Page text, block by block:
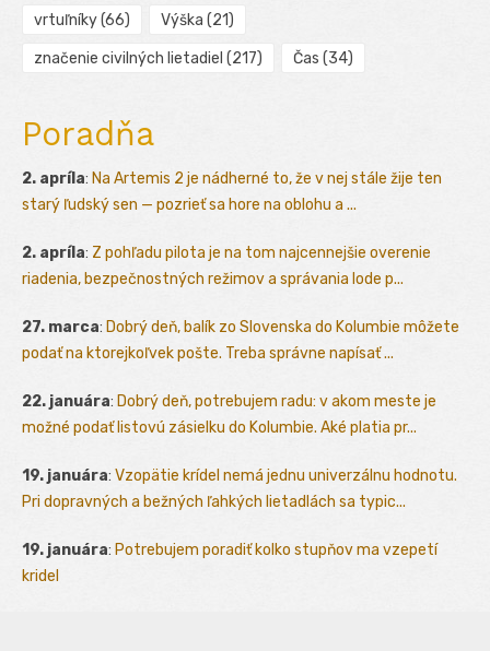
vrtuľníky(66) Výška (21)
značenie civilných lietadiel (217) Čas (34)
Poradňa
2. apríla: Na Artemis 2 je nádherné to, že v nej stále žije ten
starý ľudský sen — pozrieť sa hore na oblohu a ...
2. apríla: Z pohľadu pilota je na tom najcennejšie overenie
riadenia, bezpečnostných režimov a správania lode p...
27. marca: Dobrý deň, balík zo Slovenska do Kolumbie môžete
podať na ktorejkoľvek pošte. Treba správne napísať ...
22. januára: Dobrý deň, potrebujem radu: v akom meste je
možné podať listovú zásielku do Kolumbie. Aké platia pr...
19. januára: Vzopätie krídel nemá jednu univerzálnu hodnotu.
Pri dopravných a bežných ľahkých lietadlách sa typic...
19. januára: Potrebujem poradiť kolko stupňov ma vzepetí
kridel